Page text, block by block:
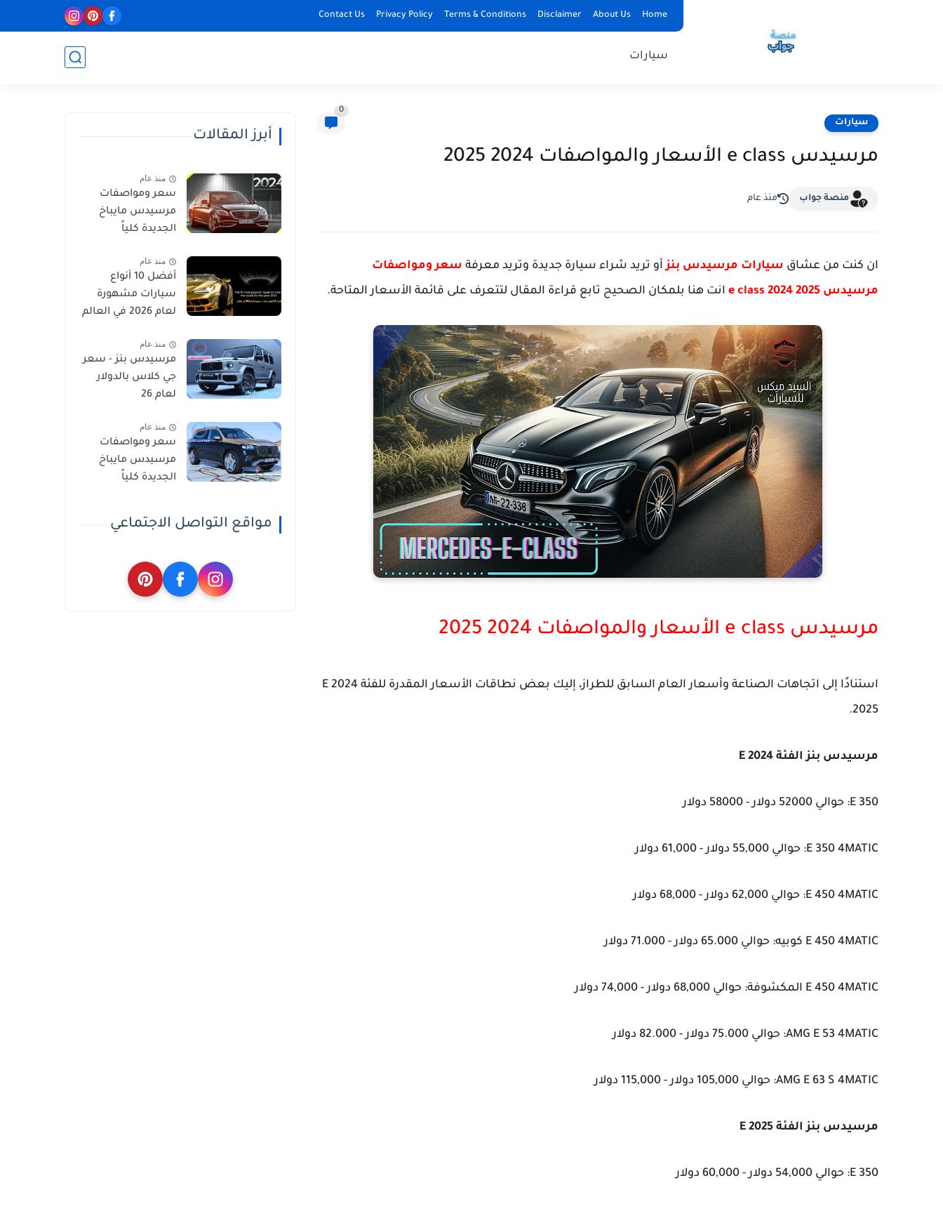
Home
About Us
Disclaimer
Terms & Conditions
Privacy Policy
Contact Us
سيارات
سيارات
0
مرسيدس e class الأسعار والمواصفات 2024 2025
منصة جواب منذ عام
ان كنت من عشاق سيارات مرسيدس بنزأو تريد شراء سيارة جديدة وتريد معرفة سعر ومواصفات
مرسيدس e class 2024 2025
انت هنا بلمكان الصحيح تابع قراءة المقال لتتعرف على قائمة الأسعار المتاحة.
مرسيدس e class الأسعار والمواصفات 2024 2025
استنادًا إلى اتجاهات الصناعة وأسعار العام السابق للطراز، إليك بعض نطاقات الأسعار المقدرة للفئة E 2024
2025.
مرسيدس بنز الفئة E 2024
E 350: حوالي 52000 دولار - 58000 دولار
E 350 4MATIC: حوالي 55,000 دولار - 61,000 دولار
E 450 4MATIC: حوالي 62,000 دولار - 68,000 دولار
E 450 4MATIC كوبيه: حوالي 65.000 دولار - 71.000 دولار
E 450 4MATIC المكشوفة: حوالي 68,000 دولار - 74,000 دولار
AMG E 53 4MATIC: حوالي 75.000 دولار - 82.000 دولار
AMG E 63 S 4MATIC: حوالي 105,000 دولار - 115,000 دولار
مرسيدس بنز الفئة E 2025
E 350: حوالي 54,000 دولار - 60,000 دولار
أبرز المقالات
منذ عام
سعر ومواصفات
مرسيدس مايباخ
الجديدة كلياً
منذ عام
أفضل 10 أنواع
سيارات مشهورة
لعام 2026 في العالم
منذ عام
مرسيدس بنز - سعر
جي كلاس بالدولار
لعام 26
منذ عام
سعر ومواصفات
مرسيدس مايباخ
الجديدة كلياً
مواقع التواصل الاجتماعي